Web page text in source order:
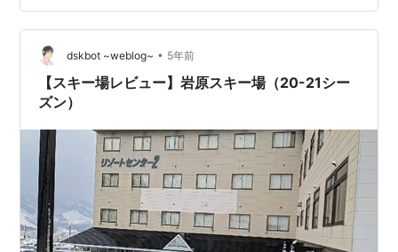
￥58,000 ジュニア ￥35,000 マスター ￥47,000 上越国
際・岩原 早割共通シーズンパ…
dskbot ~weblog~ • 5年前
【スキー場レビュー】岩原スキー場（20-21シー
ズン）